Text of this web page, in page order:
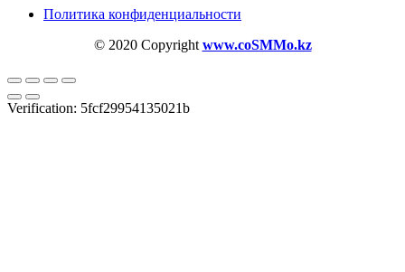
Политика конфиденциальности
© 2020 Copyright www.coSMMo.kz
Verification: 5fcf29954135021b